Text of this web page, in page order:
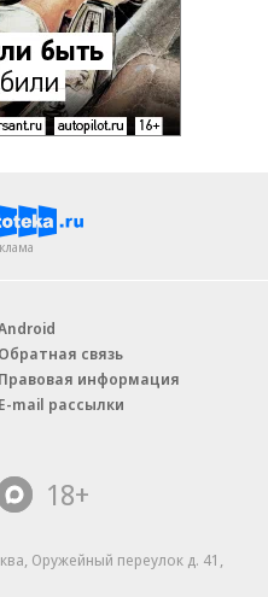
Обратная связь
Правовая информация
E-mail рассылки
18+
Оружейный переулок д. 41,